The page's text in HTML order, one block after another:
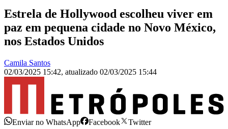
Estrela de Hollywood escolheu viver em
paz em pequena cidade no Novo México,
nos Estados Unidos
Camila Santos
02/03/2025 15:42, atualizado 02/03/2025 15:44
Enviar no WhatsApp Facebook
Twitter